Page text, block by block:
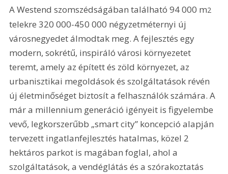
A Westend szomszédságában található 94 000 m2
telekre 320 000-450 000 négyzetméternyi új
városnegyedet álmodtak meg. A fejlesztés egy
modern, sokrétű, inspiráló városi környezetet
teremt, amely az épített és zöld környezet, az
urbanisztikai megoldások és szolgáltatások révén
új életminőséget biztosít a felhasználók számára. A
már a millennium generáció igényeit is figyelembe
vevő, legkorszerűbb „smart city” koncepció alapján
tervezett ingatlanfejlesztés hatalmas, közel 2
hektáros parkot is magában foglal, ahol a
szolgáltatások, a vendéglátás és a szórakoztatás